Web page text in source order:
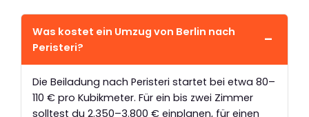
Was kostet ein Umzug von Berlin nach
Peristeri?
Die Beiladung nach Peristeri startet bei etwa 80–
110 € pro Kubikmeter. Für ein bis zwei Zimmer
solltest du 2.350–3.800 € einplanen, für einen